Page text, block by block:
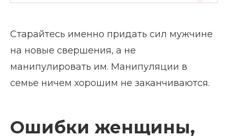
Старайтесь именно придать сил мужчине
на новые свершения, а не
манипулировать им. Манипуляции в
семье ничем хорошим не заканчиваются.
Ошибки женщины,